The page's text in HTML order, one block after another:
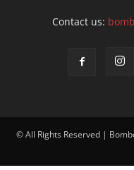
Contact us:
© All Rights Reserved |